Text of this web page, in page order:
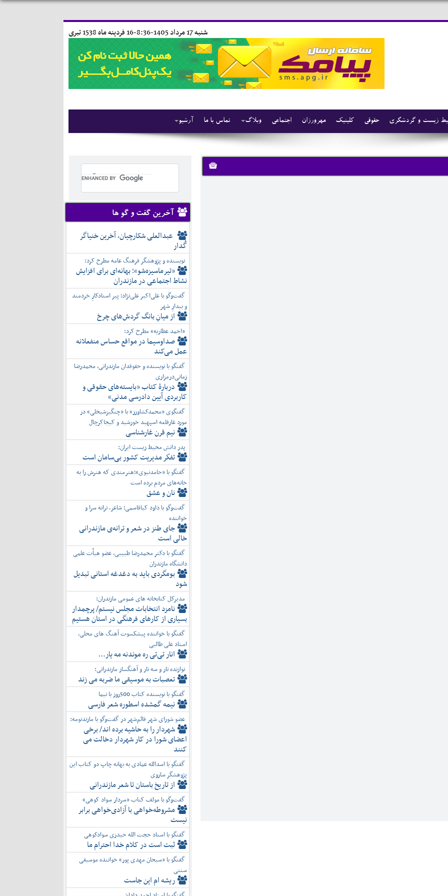
16 فردينه ماه 1538 تبری شنبه 17 مرداد 1405-8:36-
آرشیو تماس با ما وبلاگ اجتماعی مهرورزان کلینیک حقوقی زیست و گردشگری
آخرین گفت و گو ها
عبدالعلی شکارچیان، آخرین خنیاگر
گُدار
نویسنده و پژوهشگر فرهنگ عامه مطرح کرد:
«تیرماسیزه‌شو»؛ بهانه‌ای برای افزایش
نشاط اجتماعی در مازندران
گفت‌وگو با علی‌اکبر علی‌نژاد؛ پیر استادکارِ خردمند
و بیدارِ شهر
از میانِ بانگ گردش‌های چرخ
«احمد عطاریه» مطرح کرد:
صداوسیما در مواقع حساس منفعلانه
عمل می‌کند
گفتگو با نویسنده و حقوقدان مازندرانی، محمدرضا
زمانی‌درمزاری
دربارۀ کتاب ”بایسته‌های حقوقی و
کاربردی آیین دادرسی مدنی»
گفتگوی «محمدکشاورز» با «چنگیزشیخلی» در
مورد غارقلعه اسپهبد خورشید و کیجاکرچال
نیم قرن غارشناسی
پدر دانش محیط زیست ایران:
تفكر مديريت کشور بی‌سامان است
گفتگو با «حامدنبوی»؛هنرمندی که هنرش را به
خانه‌های مردم برده است
نان و عشق
گفت‌وگو با داود کیاقاسمی؛ شاعر، ترانه سرا و
خواننده
جای طنز در شعر و ترانه‌ی مازندرانی
خالی است
گفتگو با دکتر محمدرضا طبیبی، عضو هیأت علمی
دانشگاه مازندران
بومگردی باید به دغدغه استانی تبدیل
شود
مدیرکل کتابخانه های عمومی مازندران:
نامزد انتخابات مجلس نیستم/ پرچمدار
بسیاری از کارهای فرهنگی در استان هستیم
گفتگو با خواننده پیشکسوت آهنگ های محلی،
استاد علی طالبی
انار تی‌تی ره موندنه مه یار...
نوازنده تار و سه تار و آهنگساز مازندرانی:
تعصبات به موسیقی ما ضربه می زند
گفتگو با نویسنده کتاب 500روز با نیما
نیمه گمشده اسطوره شعر فارسی
عضو شورای شهر قائم‌شهر در گفت‌و‌گو با مازندنومه:
شهردار را به حاشیه برده اند/ برخی
اعضای شورا در کار شهردار دخالت می
کنند
گفتگو با اسدالله عمادی به بهانه چاپ دو کتاب این
پژوهشگر ساروی
از تاریخ باستان تا شعر مازندرانی
گفت‌وگو با مولف کتاب «سردار سواد کوهی»
مشروطه‌خواهی با آزادی‌خواهی برابر
نیست
گفتگو با استاد حجت الله حیدری سوادکوهی
ثبت است در کلام خدا احترام ما
گفتگو با «سبحان مهدی پور» خواننده موسیقی
سنتی
ریشه ام این جاست